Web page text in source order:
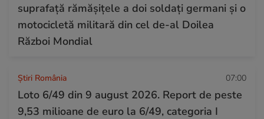
suprafață rămășițele a doi soldați germani și o
motocicletă militară din cel de-al Doilea
Război Mondial
Știri România 07:00
Loto 6/49 din 9 august 2026. Report de peste
9,53 milioane de euro la 6/49, categoria I